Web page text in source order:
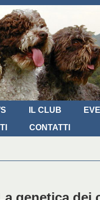
IL CLUB
CONTATTI